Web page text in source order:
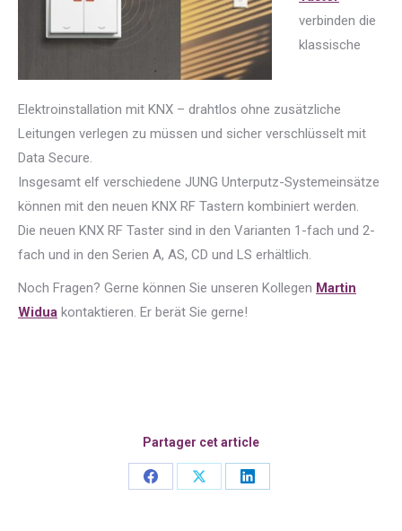
verbinden die
klassische
Elektroinstallation mit KNX – drahtlos ohne zusätzliche
Leitungen verlegen zu müssen und sicher verschlüsselt mit
Data Secure.
Insgesamt elf verschiedene JUNG Unterputz-Systemeinsätze
können mit den neuen KNX RF Tastern kombiniert werden.
Die neuen KNX RF Taster sind in den Varianten 1-fach und 2-
fach und in den Serien A, AS, CD und LS erhältlich.
Noch Fragen? Gerne können Sie unseren Kollegen Martin
Widua kontaktieren. Er berät Sie gerne!
Partager cet article
Share
Share
Share